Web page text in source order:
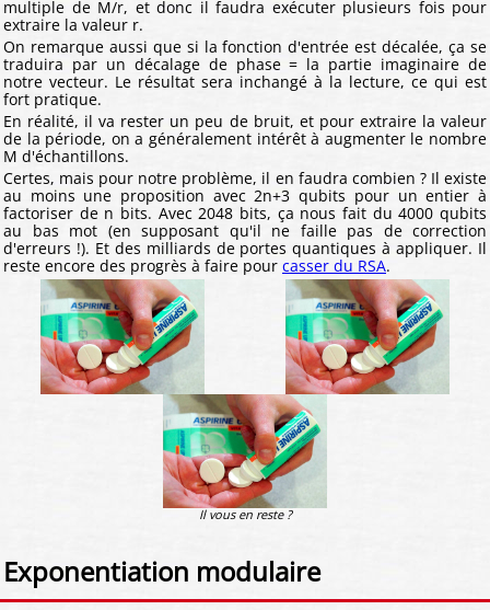
multiple de M/r, et donc il faudra exécuter plusieurs fois pour
extraire la valeur r.
On remarque aussi que si la fonction d'entrée est décalée, ça se
traduira par un décalage de phase = la partie imaginaire de
notre vecteur. Le résultat sera inchangé à la lecture, ce qui est
fort pratique.
En réalité, il va rester un peu de bruit, et pour extraire la valeur
de la période, on a généralement intérêt à augmenter le nombre
M d'échantillons.
Certes, mais pour notre problème, il en faudra combien ? Il existe
au moins une proposition avec 2n+3 qubits pour un entier à
factoriser de n bits. Avec 2048 bits, ça nous fait du 4000 qubits
au bas mot (en supposant qu'il ne faille pas de correction
d'erreurs !). Et des milliards de portes quantiques à appliquer. Il
reste encore des progrès à faire pour casser du RSA.
Il vous en reste ?
Exponentiation modulaire